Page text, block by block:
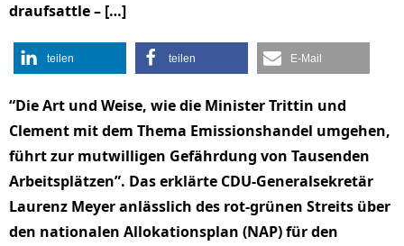
draufsattle – […]
teilen teilen E-Mail
“Die Art und Weise, wie die Minister Trittin und
Clement mit dem Thema Emissionshandel umgehen,
führt zur mutwilligen Gefährdung von Tausenden
Arbeitsplätzen”. Das erklärte CDU-Generalsekretär
Laurenz Meyer anlässlich des rot-grünen Streits über
den nationalen Allokationsplan (NAP) für den